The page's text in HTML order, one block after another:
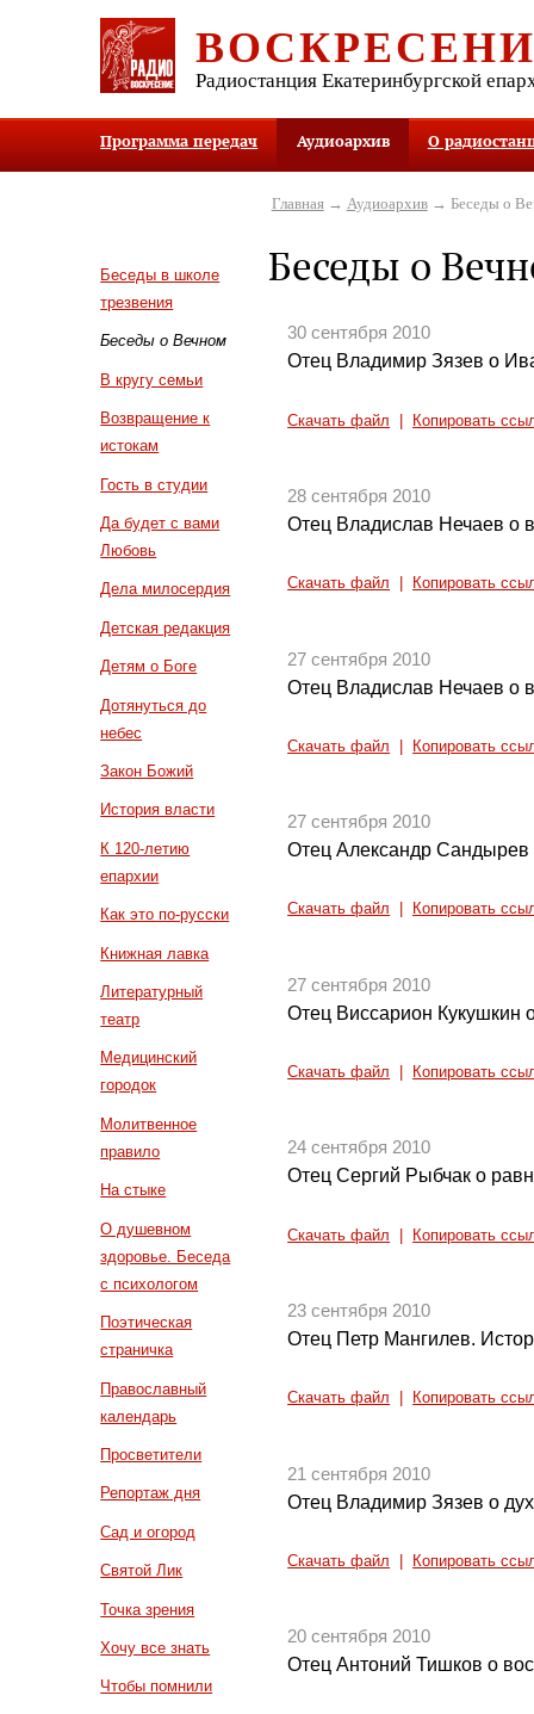
Радиостанция Екатеринбургской
Программа передач Аудиоархив О
Беседы в школе
трезвения
Беседы о Вечном
В кругу семьи
Возвращение к
истокам
Гость в студии
Да будет с вами
Любовь
Дела милосердия
Детская редакция
Детям о Боге
Дотянуться до
небес
Закон Божий
История власти
К 120-летию
епархии
Как это по-русски
Книжная лавка
Литературный
театр
Медицинский
городок
Молитвенное
правило
На стыке
О душевном
здоровье. Беседа
с психологом
Поэтическая
страничка
Православный
календарь
Просветители
Репортаж дня
Сад и огород
Святой Лик
Точка зрения
Хочу все знать
Чтобы помнили
Главная→ Аудиоархив→ Беседы о
Беседы о
30 сентября 2010
Отец Владимир Зязев о
Скачать файл Копировать
28 сентября 2010
Отец Владислав Нечаев о
Скачать файл Копировать
27 сентября 2010
Отец Владислав Нечаев о
Скачать файл Копировать
27 сентября 2010
Отец Александр
Скачать файл Копировать
27 сентября 2010
Отец Виссарион Кукушкин
Скачать файл Копировать
24 сентября 2010
Отец Сергий Рыбчак о
Скачать файл Копировать
23 сентября 2010
Отец Петр Мангилев.
Скачать файл Копировать
21 сентября 2010
Отец Владимир Зязев о
Скачать файл Копировать
20 сентября 2010
Отец Антоний Тишков о